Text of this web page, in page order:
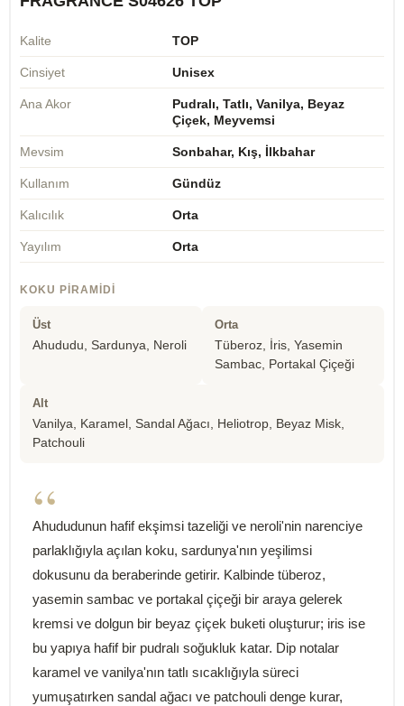
Kalite TOP
Cinsiyet Unisex
Ana Akor
Pudralı, Tatlı, Vanilya, Beyaz
Çiçek, Meyvemsi
Mevsim Sonbahar, Kış, İlkbahar
Kullanım Gündüz
Kalıcılık Orta
Yayılım Orta
KOKU PIRAMIDI
Üst
Ahududu, Sardunya, Neroli
Orta
Tüberoz, İris, Yasemin
Sambac, Portakal Çiçeği
Alt
Vanilya, Karamel, Sandal Ağacı, Heliotrop, Beyaz Misk,
Patchouli
“
Ahududunun hafif ekşimsi tazeliği ve neroli'nin narenciye
parlaklığıyla açılan koku, sardunya'nın yeşilimsi
dokusunu da beraberinde getirir. Kalbinde tüberoz,
yasemin sambac ve portakal çiçeği bir araya gelerek
kremsi ve dolgun bir beyaz çiçek buketi oluşturur; iris ise
bu yapıya hafif bir pudralı soğukluk katar. Dip notalar
karamel ve vanilya'nın tatlı sıcaklığıyla süreci
yumuşatırken sandal ağacı ve patchouli denge kurar,